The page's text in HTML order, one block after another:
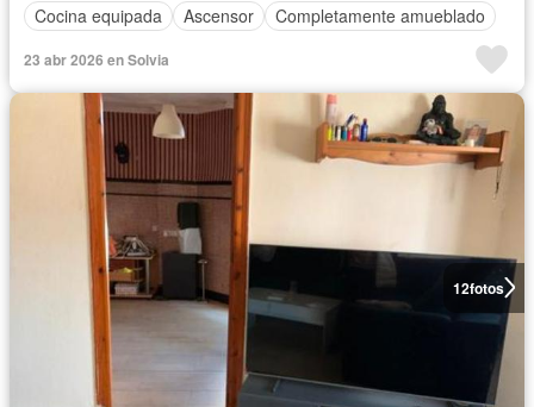
Cocina equipada
Ascensor Completamente amueblado
23 abr 2026 en Solvia
12fotos